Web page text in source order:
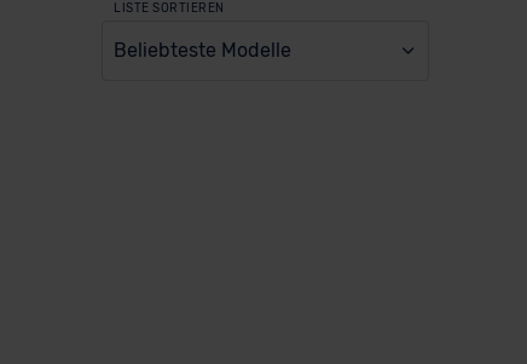
LISTE SORTIEREN
Beliebteste Modelle